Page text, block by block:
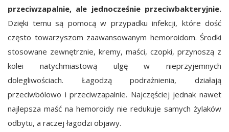
przeciwzapalnie, ale jednocześnie przeciwbakteryjnie.
Dzięki temu są pomocą w przypadku infekcji, które dość
często towarzyszom zaawansowanym hemoroidom. Środki
stosowane zewnętrznie, kremy, maści, czopki, przynoszą z
kolei natychmiastową ulgę w nieprzyjemnych
dolegliwościach. Łagodzą podrażnienia, działają
przeciwbólowo i przeciwzapalnie. Najczęściej jednak nawet
najlepsza maść na hemoroidy nie redukuje samych żylaków
odbytu, a raczej łagodzi objawy.